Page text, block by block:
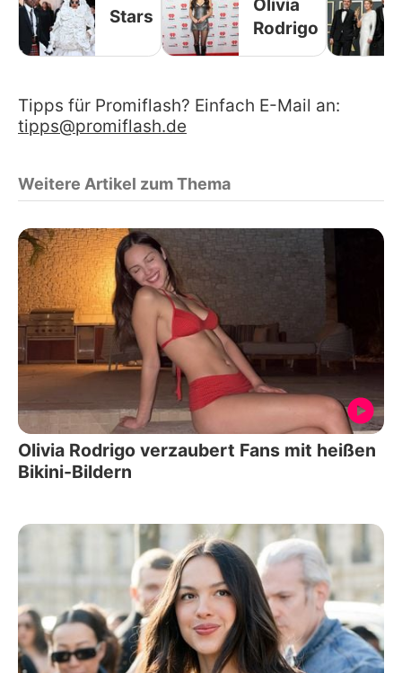
Stars
Olivia
Rodrigo
Tipps für Promiflash? Einfach E-Mail an:
tipps@promiflash.de
Weitere Artikel zum Thema
Olivia Rodrigo verzaubert Fans mit heißen
Bikini-Bildern